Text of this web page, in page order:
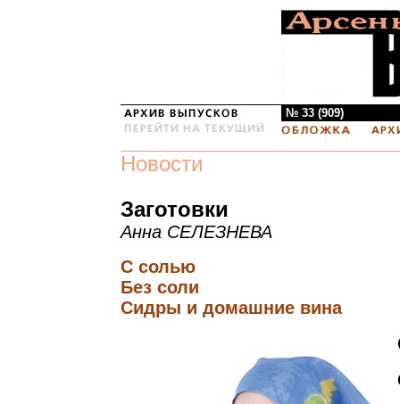
№ 33 (909)
Новости
Заготовки
Анна СЕЛЕЗНЕВА
С солью
Без соли
Сидры и домашние вина